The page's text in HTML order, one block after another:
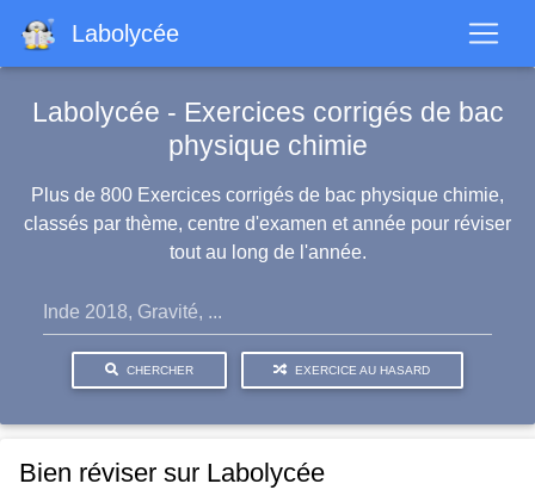
contenu
Labolycée
Labolycée - Exercices corrigés de bac
physique chimie
Plus de 800 Exercices corrigés de bac physique chimie,
classés par thème, centre d'examen et année pour réviser
tout au long de l'année.
CHERCHER EXERCICE AU HASARD
Bien réviser sur Labolycée